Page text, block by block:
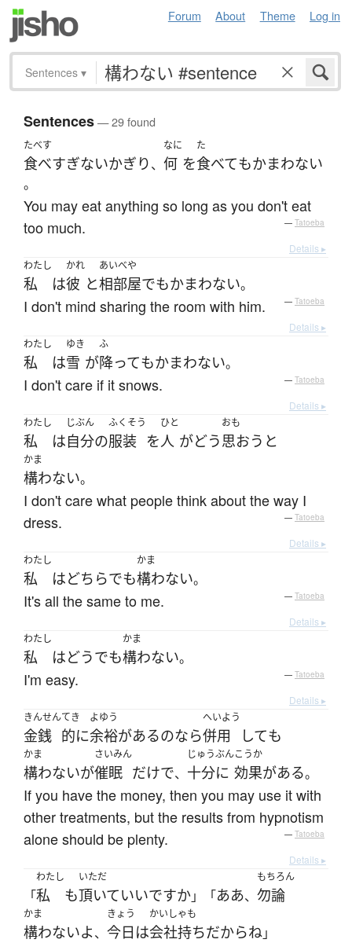
Forum About Theme Log in
Sentences ▾
Sentences— 29 found
たべす
食べすぎないかぎり、
なに
何 を
た
食べてもかまわない
。
You may eat anything so long as you don't eat
too much.
— Tatoeba
Details ▸
わたし
私 は
かれ
彼 と
あいべや
相部屋でもかまわない。
I don't mind sharing the room with him. — Tatoeba
Details ▸
わたし
私 は
ゆき
雪 が
ふ
降ってもかまわない。
I don't care if it snows. — Tatoeba
Details ▸
わたし
私 は
じぶん
自分の
ふくそう
服装 を
ひと
人 がどう
おも
思おう と
かま
構わない。
I don't care what people think about the way I
dress.
— Tatoeba
Details ▸
わたし
私 はどちらでも
かま
構わない。
It's all the same to me. — Tatoeba
Details ▸
わたし
私 はどうでも
かま
構わない。
I'm easy. — Tatoeba
Details ▸
きんせん
金銭
てき
的に
よゆう
余裕があるのなら
へいよう
併用 しても
かま
構わないが
さいみん
催眠 だけで、
じゅうぶん
十分に
こうか
効果がある。
If you have the money, then you may use it with
other treatments, but the results from hypnotism
alone should be plenty.
— Tatoeba
Details ▸
「
わたし
私 も
いただ
頂いていいですか」「ああ、
もちろん
勿論
かま
構わないよ、
きょう
今日 は
かいしゃも
会社持ちだからね」